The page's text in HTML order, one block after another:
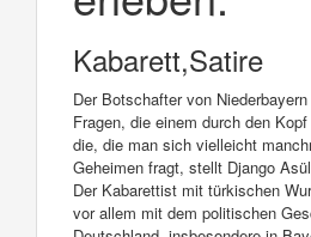
Kabarett,Satire
Der Botschafter von
Fragen, die einem durch den
die, die man sich vielleicht
Geheimen fragt, stellt Django
Der Kabarettist mit türkischen
vor allem mit dem politischen